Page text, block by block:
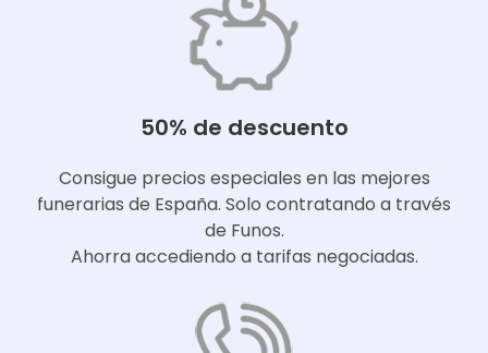
50% de descuento
Consigue precios especiales en las mejores
funerarias de España. Solo contratando a través
de Funos.
Ahorra accediendo a tarifas negociadas.